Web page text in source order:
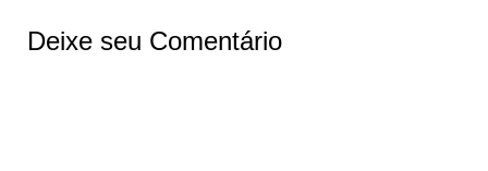
Deixe seu Comentário